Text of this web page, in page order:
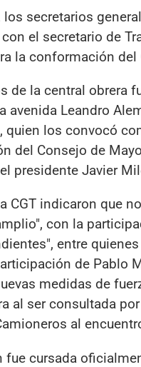
secretarios
el secretario de
la conformación del
de la central obrera
avenida Leandro
quien los convocó
del Consejo de
presidente Javier
CGT indicaron que
con la
entre
de Pablo
medidas de
al ser consultada
al
fue cursada